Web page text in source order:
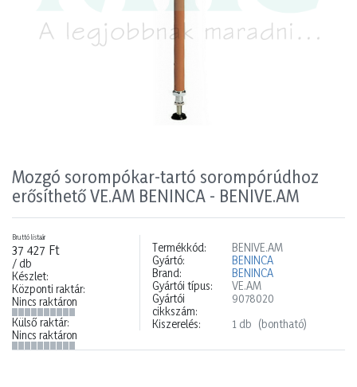
Mozgó sorompókar-tartó sorompórúdhoz
erősíthető VE.AM BENINCA - BENIVE.AM
Bruttó listaár
37 427 Ft
/ db
Készlet:
Központi raktár:
Nincs raktáron
Külső raktár:
Nincs raktáron
Termékkód:
BENIVE.AM
Gyártó:
BENINCA
Brand:
BENINCA
Gyártói típus:
VE.AM
Gyártói
cikkszám:
9078020
Kiszerelés:
1 db (bontható)